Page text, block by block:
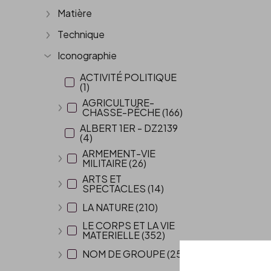
Afficher plus
Matière
Afficher plus
Technique
Afficher plus
Iconographie
ACTIVITÉ POLITIQUE
(1)
Afficher plus
AGRICULTURE-
CHASSE-PÊCHE (166)
ALBERT 1ER - DZ2139
(4)
Afficher plus
ARMEMENT-VIE
MILITAIRE (26)
Afficher plus
ARTS ET
SPECTACLES (14)
Afficher plus
LA NATURE (210)
Afficher plus
LE CORPS ET LA VIE
MATERIELLE (352)
Afficher plus
NOM DE GROUPE (25)